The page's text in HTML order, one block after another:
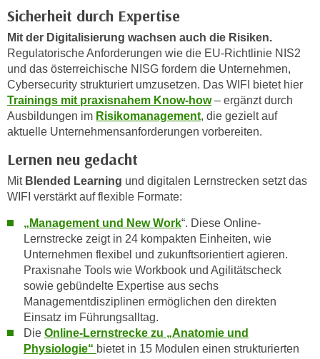
Sicherheit durch Expertise
Mit der Digitalisierung wachsen auch die Risiken.
Regulatorische Anforderungen wie die EU-Richtlinie NIS2
und das österreichische NISG fordern die Unternehmen,
Cybersecurity strukturiert umzusetzen. Das WIFI bietet hier
Trainings mit praxisnahem Know-how– ergänzt durch
Ausbildungen im Risikomanagement, die gezielt auf
aktuelle Unternehmensanforderungen vorbereiten.
Lernen neu gedacht
Mit Blended Learning und digitalen Lernstrecken setzt das
WIFI verstärkt auf flexible Formate:
„Management und New Work“. Diese Online-
Lernstrecke zeigt in 24 kompakten Einheiten, wie
Unternehmen flexibel und zukunftsorientiert agieren.
Praxisnahe Tools wie Workbook und Agilitätscheck
sowie gebündelte Expertise aus sechs
Managementdisziplinen ermöglichen den direkten
Einsatz im Führungsalltag.
Die Online-Lernstrecke zu „Anatomie und
Physiologie“ bietet in 15 Modulen einen strukturierten
d
i
e
F
u
n
k
t
n
d
e
e
i
k
a
n
s
h
e
n
h